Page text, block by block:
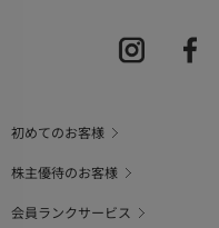
初めてのお客様
株主優待のお客様
会員ランクサービス